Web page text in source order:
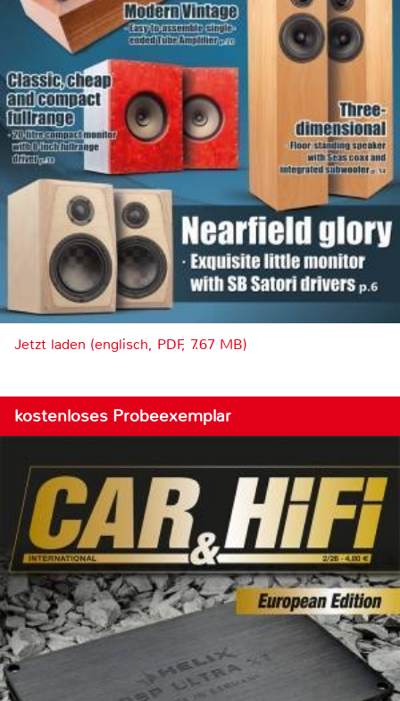
Jetzt laden (englisch, PDF, 7.67 MB)
kostenloses Probeexemplar